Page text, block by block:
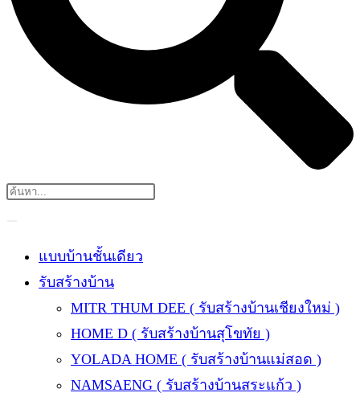
แบบบ้านชั้นเดียว
รับสร้างบ้าน
MITR THUM DEE ( รับสร้างบ้านเชียงใหม่ )
HOME D ( รับสร้างบ้านสุโขทัย )
YOLADA HOME ( รับสร้างบ้านแม่สอด )
NAMSAENG ( รับสร้างบ้านสระแก้ว )